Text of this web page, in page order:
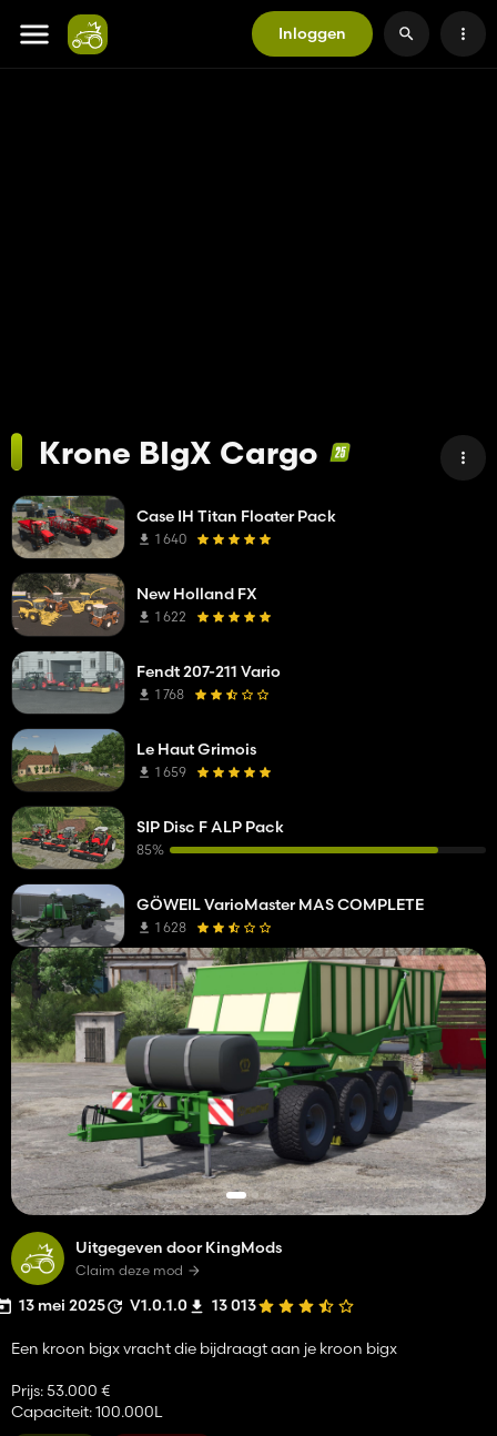
Inloggen
Krone BIgX Cargo
Uitgegeven door KingMods
Claim deze mod
13 mei 2025 V1.0.1.0 13 013
Een kroon bigx vracht die bijdraagt ​​aan je kroon bigx
Prijs: 53.000 €
Capaciteit: 100.000L
Case IH Titan Floater Pack
1 640
New Holland FX
1 622
Fendt 207-211 Vario
1 768
Le Haut Grimois
1 659
SIP Disc F ALP Pack
85%
GÖWEIL VarioMaster MAS COMPLETE
1 628